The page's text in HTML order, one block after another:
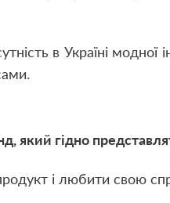
в Україні модної
який гідно
і любити свою